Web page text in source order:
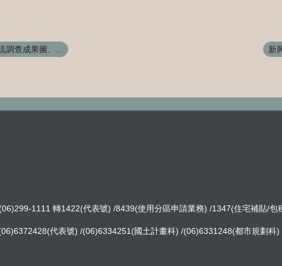
調查成果圖、... 新
1111 轉1422(代表號) /8439(使用分區申請業務) /1347(住宅補貼/包
代表號) /(06)6334251(國土計畫科) /(06)6331248(都市規劃科)